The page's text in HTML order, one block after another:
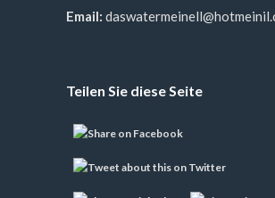
Email:
Teilen Sie diese Seite